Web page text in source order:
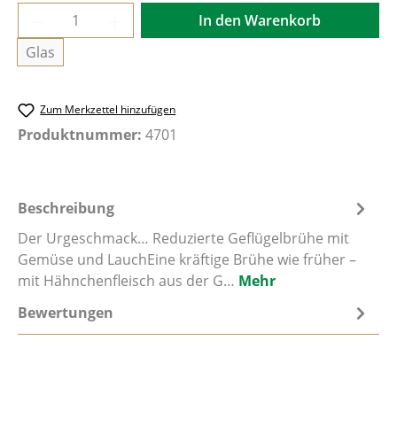
Produkt Anzahl: Gib den gewünschten
Glas
In den Warenkorb
Zum Merkzettel hinzufügen
Produktnummer: 4701
Beschreibung
Der Urgeschmack… Reduzierte Geflügelbrühe mit
Gemüse und LauchEine kräftige Brühe wie früher –
mit Hähnchenfleisch aus der G… Mehr
Bewertungen